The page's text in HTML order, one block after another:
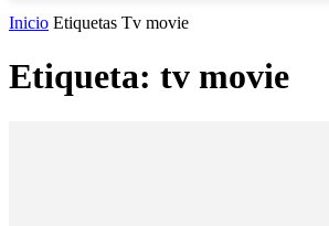
Inicio Etiquetas Tv movie
Etiqueta: tv movie